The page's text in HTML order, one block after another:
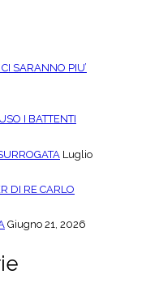
SARANNO PIU’
I BATTENTI
Luglio
DI RE CARLO
Giugno 21, 2026